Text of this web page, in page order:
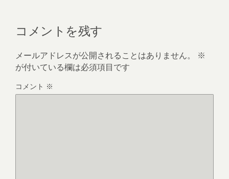
コメントを残す
メールアドレスが公開されることはありません。
※
が付いている欄は必須項目です
コメント ※